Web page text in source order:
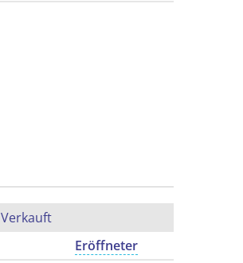
Verkauft
Eröffneter